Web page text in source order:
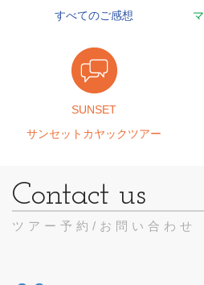
すべてのご感想
SUNSET
サンセットカヤックツアー
ツアー予約/お問い合わせ